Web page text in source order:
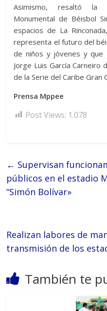
Asimismo, resaltó la
Monumental de Béisbol
espacios de La
representa el futuro del
de niños y jóvenes y que
Jorge Luis García Carneiro
de la Serie del Caribe Gran
Prensa Mppee
Post Views: 1.078
← Supervisan
públicos en el estadio
“Simón Bolívar»
Realizan labores de
transmisión de los
También te